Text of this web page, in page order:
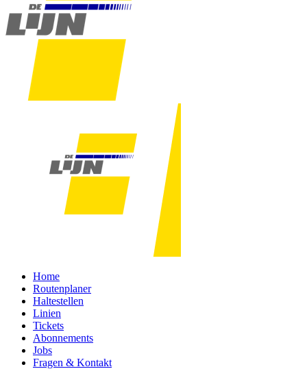
Home
Routenplaner
Haltestellen
Linien
Tickets
Abonnements
Jobs
Fragen & Kontakt